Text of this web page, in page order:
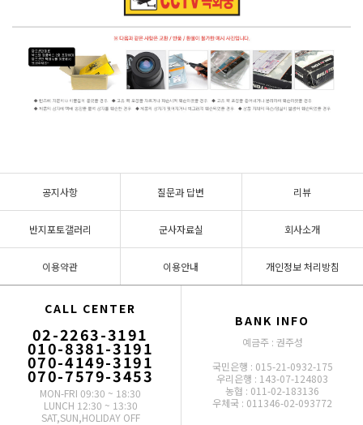
공지사항 질문과 답변 리뷰
반지포토갤러리 군사자료실 회사소개
이용약관 이용안내 개인정보 처리방침
CALL CENTER
02-2263-3191
010-8381-3191
070-4149-3191
070-7579-3453
MON-FRI 09:30 ~ 18:30
LUNCH 12:30 ~ 13:30
SAT,SUN,HOLIDAY OFF
BANK INFO
예금주 : 권주성
국민은행 : 015-21-0932-175
우리은행 : 143-07-124803
농협 : 011-02-183136
우체국 : 011346-02-093772